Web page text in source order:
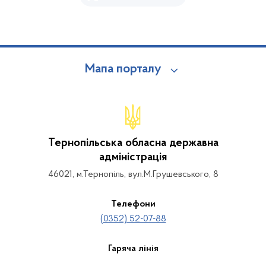
Мапа порталу
Тернопільська обласна державна
адміністрація
46021, м.Тернопіль, вул.М.Грушевського, 8
Телефони
(0352) 52-07-88
Гаряча лінія